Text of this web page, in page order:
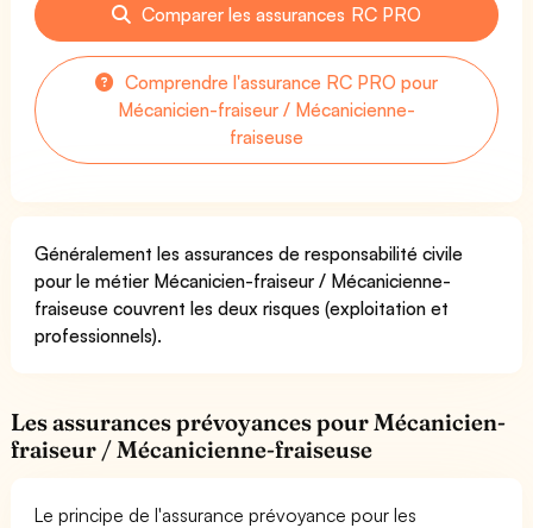
Comparer les assurances RC PRO
Comprendre l'assurance RC PRO pour
Mécanicien-fraiseur / Mécanicienne-
fraiseuse
Généralement les assurances de responsabilité civile
pour le métier Mécanicien-fraiseur / Mécanicienne-
fraiseuse couvrent les deux risques (exploitation et
professionnels).
Les assurances prévoyances pour Mécanicien-
fraiseur / Mécanicienne-fraiseuse
Le principe de l'assurance prévoyance pour les